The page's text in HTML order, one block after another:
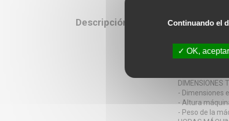
Continuando el
OK,
GUÍA DEL
- Peso de la
DIMENSIONES
- Dimensiones
- Altura
- Peso de la
Descripción